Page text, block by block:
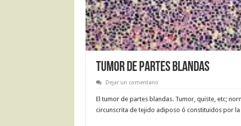
TUMOR DE PARTES BLANDAS
Dejar un comentario
El tumor de partes blandas. Tumor, quiste, etc;
circunscrita de tejido adiposo ó constituidos por